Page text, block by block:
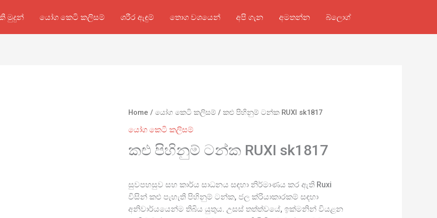
මුදුන් යෝග කෙටි කලිසම් ශරීර ඇඳුම් තොග වශයෙන් අපි ගැන අමතන්න බ්ලොග්
Home /යෝග කෙටි කලිසම් / කළු පිහිනුම් ටන්ක RUXI sk1817
යෝග කෙටි කලිසම්
කළු පිහිනුම් ටන්ක RUXI sk1817
සුවපහසුව සහ කාර්ය සාධනය සඳහා නිර්මාණය කර ඇති Ruxi
විසින් කළු පැහැති පිහිනුම් ටන්ක, ජල ක්රියාකාරකම් සඳහා
අනිවාර්යයෙන්ම තිබිය යුතුය. උසස් තත්ත්වයේ, ඉක්මනින් වියළන